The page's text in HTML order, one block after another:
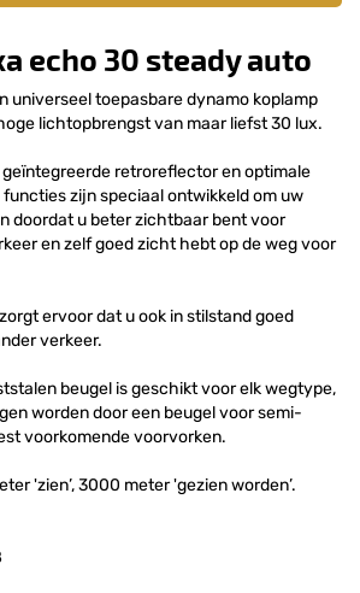
echo 30 steady auto
universeel toepasbare dynamo koplamp
lichtopbrengst van maar liefst 30 lux.
retroreflector en optimale
zijn speciaal ontwikkeld om uw
doordat u beter zichtbaar bent voor
en zelf goed zicht hebt op de weg voor
ervoor dat u ook in stilstand goed
verkeer.
beugel is geschikt voor elk wegtype,
worden door een beugel voor semi-
voorkomende voorvorken.
'zien’, 3000 meter 'gezien worden’.